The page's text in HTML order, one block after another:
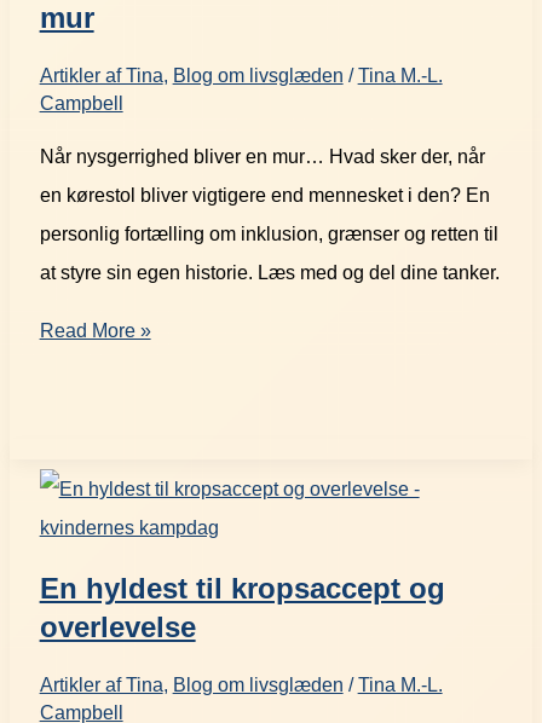
mur
Artikler af Tina Blog om livsglæden /Tina M.-L.
Campbell
Når nysgerrighed bliver en mur… Hvad sker der, når
en kørestol bliver vigtigere end mennesket i den? En
personlig fortælling om inklusion, grænser og retten til
at styre sin egen historie. Læs med og del dine tanker.
Read More »
En hyldest til kropsaccept og
overlevelse
Artikler af Tina, Blog om livsglæden /Tina M.-L.
Campbell